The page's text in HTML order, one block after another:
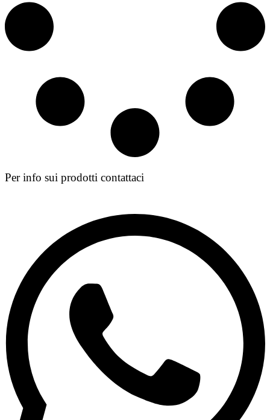
Per info sui prodotti contattaci